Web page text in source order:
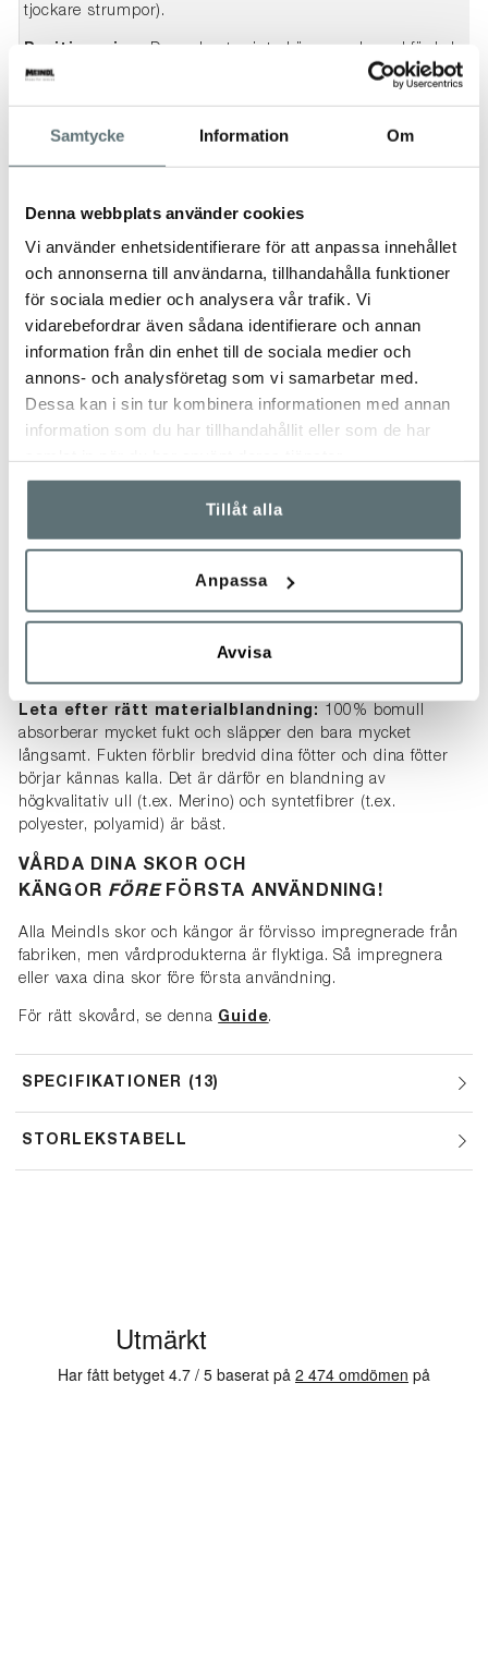
Samtycke Information Om
Denna webbplats använder cookies
Vi använder enhetsidentifierare för att anpassa innehållet
och annonserna till användarna, tillhandahålla funktioner
för sociala medier och analysera vår trafik. Vi
vidarebefordrar även sådana identifierare och annan
information från din enhet till de sociala medier och
annons- och analysföretag som vi samarbetar med.
Dessa kan i sin tur kombinera informationen med annan
information som du har tillhandahållit eller som de har
Tillåt alla
Anpassa
Avvisa
tjockare strumpor).
pass i tuff terräng. Unik i sortimentet tack vare sin
att behålla sin funktion och för att förlänga
livslängden. Skorna bör impregneras medMeindl Wet
Proof för att skydda mot väta och smuts, och behandlas
med
Meindl SportWax
för att vårda lädret och bevara dess
smidighet och hållbarhet.
Se vidare information om rätt skovård här
- Se rekommendationer i bildspelet.
RÄTT STRUMPOR
att välja den bästa strumpan för den avsedda användningen.
GORE-TEX®-membranets funktion påverkas inte av
strumporna som bärs med skon, men att bära rätt strumpa
kan ha en betydande positiv inverkan på den upplevda
Leta efter rätt materialblandning:
100% bomull
absorberar mycket fukt och släpper den bara mycket
långsamt. Fukten förblir bredvid dina fötter och dina fötter
börjar kännas kalla. Det är därför en blandning av
högkvalitativ ull (t.ex. Merino) och syntetfibrer (t.ex.
polyester, polyamid) är bäst.
VÅRDA DINA SKOR OCH
KÄNGOR FÖRE FÖRSTA ANVÄNDNING!
Alla Meindls skor och kängor är förvisso impregnerade från
fabriken, men vårdprodukterna är flyktiga. Så impregnera
eller vaxa dina skor före första användning.
För rätt skovård, se denna Guide.
SPECIFIKATIONER 13
STORLEKSTABELL